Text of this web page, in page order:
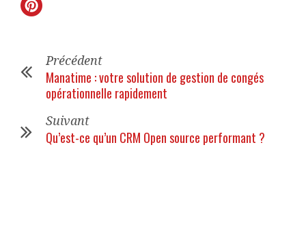
Précédent
Manatime : votre solution de gestion de congés
opérationnelle rapidement
Suivant
Qu’est-ce qu’un CRM Open source performant ?